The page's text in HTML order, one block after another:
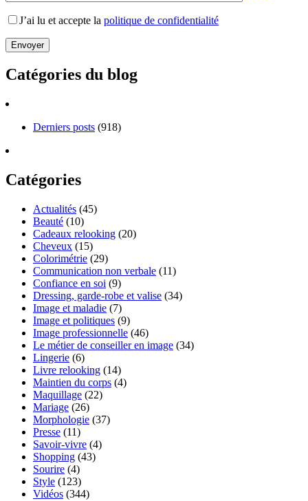
J’ai lu et accepte la politique de confidentialité
Catégories du blog
Derniers posts (918)
Catégories
Actualités (45)
Beauté (10)
Cadeaux relooking (20)
Cheveux (15)
Colorimétrie (29)
Communication non verbale (11)
Confiance en soi (9)
Dressing, garde-robe et valise (34)
Image et maladie (7)
Image et politiques (9)
Image professionnelle (46)
Le métier de conseiller en image (34)
Lingerie (6)
Livre relooking (14)
Maintien du corps (4)
Maquillage (22)
Mariage (26)
Morphologie (37)
Presse (11)
Savoir-vivre (4)
Shopping (43)
Sourire (4)
Style (123)
Vidéos (344)